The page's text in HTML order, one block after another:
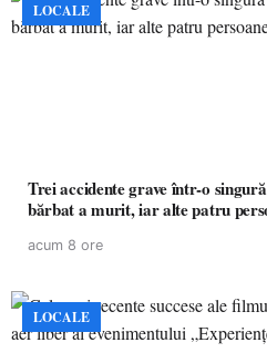
LOCALE
Trei accidente grave într-o
bărbat a murit, iar alte patru
acum 8 ore
LOCALE